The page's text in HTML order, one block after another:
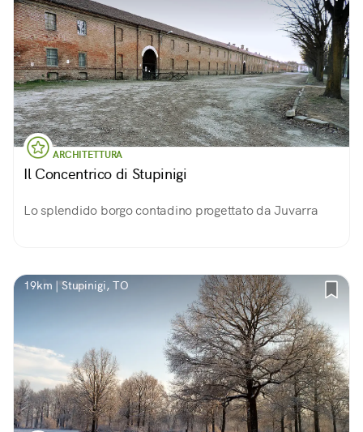
ARCHITETTURA
Il Concentrico di Stupinigi
Lo splendido borgo contadino progettato da Juvarra
19km | Stupinigi, TO